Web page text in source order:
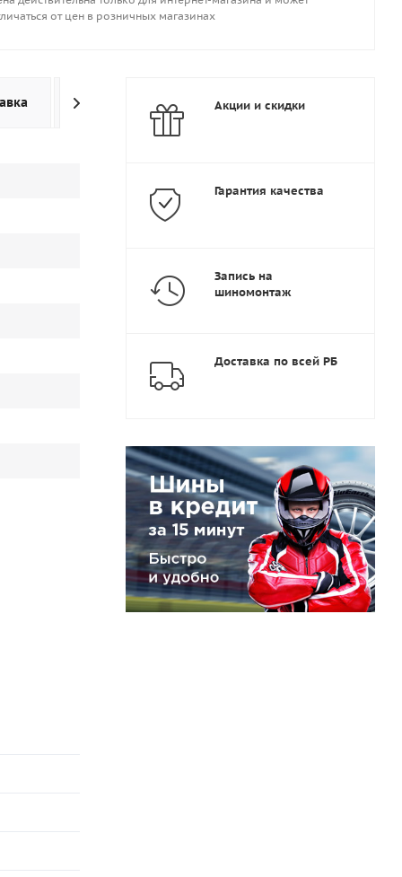
от цен в розничных магазинах
Дополнительно Акции и скидки
Гарантия качества
Запись на
шиномонтаж
Доставка по всей РБ